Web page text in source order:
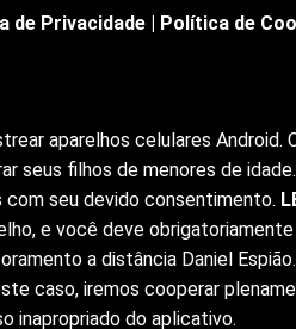
de Privacidade| Política de
aparelhos celulares Android.
seus filhos de menores de
seu devido consentimento.
e você deve
a distância Daniel
caso, iremos cooperar
inapropriado do aplicativo.